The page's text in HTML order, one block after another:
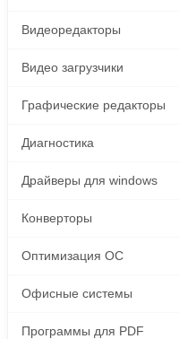
Видеоредакторы
Видео загрузчики
Графические редакторы
Диагностика
Драйверы для windows
Конверторы
Оптимизация ОС
Офисные системы
Программы для PDF